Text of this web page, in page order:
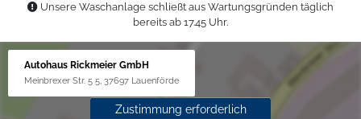
Unsere Waschanlage schließt aus Wartungsgründen täglich
bereits ab 17.45 Uhr.
Autohaus Rickmeier GmbH
Meinbrexer Str. 5 5, 37697 Lauenförde
Zustimmung erforderlich